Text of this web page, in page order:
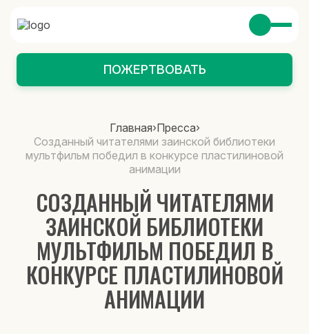
ПОЖЕРТВОВАТЬ
Главная›Пресса›
Созданный читателями заинской библиотеки
мультфильм победил в конкурсе пластилиновой
анимации
СОЗДАННЫЙ ЧИТАТЕЛЯМИ
ЗАИНСКОЙ БИБЛИОТЕКИ
МУЛЬТФИЛЬМ ПОБЕДИЛ В
КОНКУРСЕ ПЛАСТИЛИНОВОЙ
АНИМАЦИИ